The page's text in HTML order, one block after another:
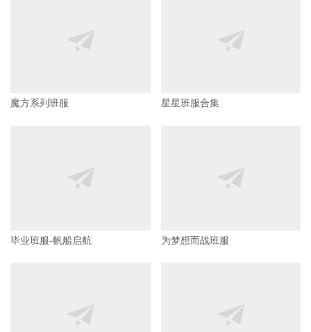
魔方系列班服 星星班服合集
毕业班服-帆船启航 为梦想而战班服